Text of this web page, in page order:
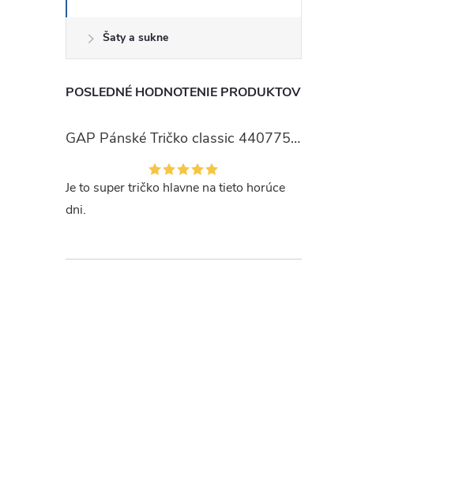
Šaty a sukne
POSLEDNÉ HODNOTENIE PRODUKTOV
GAP Pánské Tričko classic 440775-00
Je to super tričko hlavne na tieto horúce
dni.